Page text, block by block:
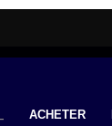
ACHETER